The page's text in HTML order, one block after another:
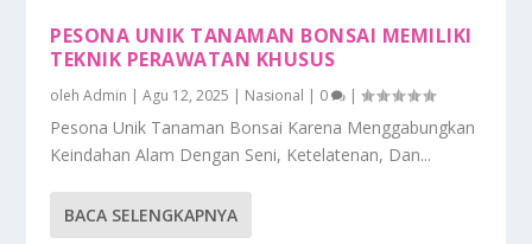
PESONA UNIK TANAMAN BONSAI MEMILIKI
TEKNIK PERAWATAN KHUSUS
olehAdmin |Agu 12, 2025 | Nasional | 0 |
Pesona Unik Tanaman Bonsai Karena Menggabungkan
Keindahan Alam Dengan Seni, Ketelatenan, Dan...
BACA SELENGKAPNYA